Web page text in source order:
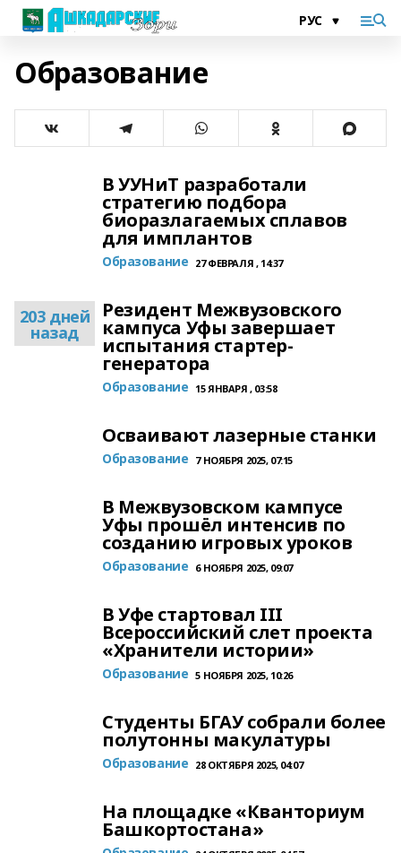
Образование
В УУНиТ разработали
стратегию подбора
биоразлагаемых сплавов
для имплантов
Образование 27 ФЕВРАЛЯ , 14:37
203 дней
назад
Резидент Межвузовского
кампуса Уфы завершает
испытания стартер-
генератора
Образование 15 ЯНВАРЯ , 03:58
Осваивают лазерные станки
Образование 7 НОЯБРЯ 2025, 07:15
В Межвузовском кампусе
Уфы прошёл интенсив по
созданию игровых уроков
Образование 6 НОЯБРЯ 2025, 09:07
В Уфе стартовал III
Всероссийский слет проекта
«Хранители истории»
Образование 5 НОЯБРЯ 2025, 10:26
Студенты БГАУ собрали более
полутонны макулатуры
Образование 28 ОКТЯБРЯ 2025, 04:07
На площадке «Кванториум
Башкортостана»